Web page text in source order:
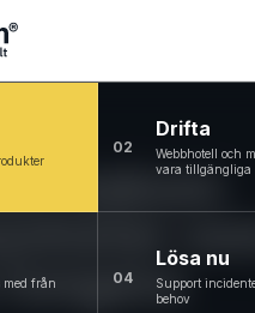
bakom
som
02
Drifta
Webbhotell och
vara tillgängliga
med från
04
Lösa nu
Support
behov